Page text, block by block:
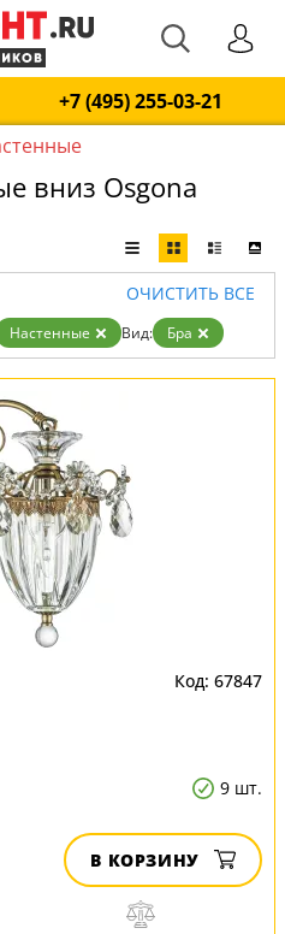
+7 (495) 255-03-21
вниз Osgona
ОЧИСТИТЬ ВСЕ
Настенные Вид: Бра
67847
9 шт.
В КОРЗИНУ